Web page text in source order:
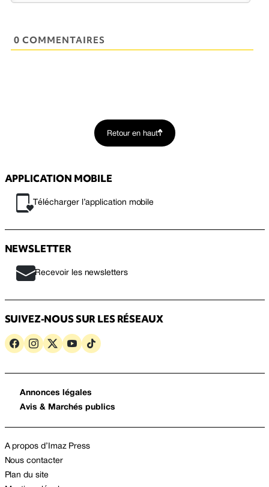
0 COMMENTAIRES
Retour en haut
APPLICATION MOBILE
Télécharger l’application mobile
NEWSLETTER
Recevoir les newsletters
SUIVEZ-NOUS SUR LES RÉSEAUX
Annonces légales
Avis & Marchés publics
A propos d’Imaz Press
Nous contacter
Plan du site